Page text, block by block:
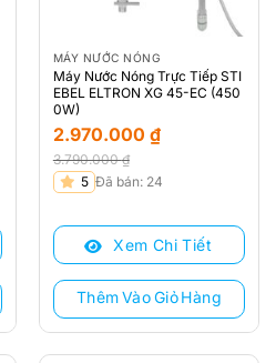
MÁY NƯỚC NÓNG
Máy Nước Nóng Trực Tiếp STI
EBEL ELTRON XG 45-EC (450
0W)
3.790.000₫
Giá
là:
3.790.000 ₫.
2.970.000 ₫
Giá
tại
2.970.000 ₫.
5 Đã bán: 24
Xem Chi Tiết
Thêm Vào Giỏ Hàng